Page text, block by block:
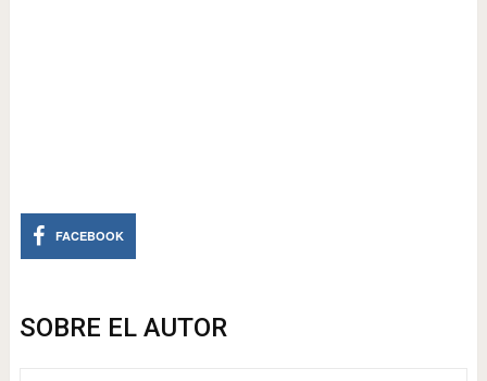
FACEBOOK
SOBRE EL AUTOR